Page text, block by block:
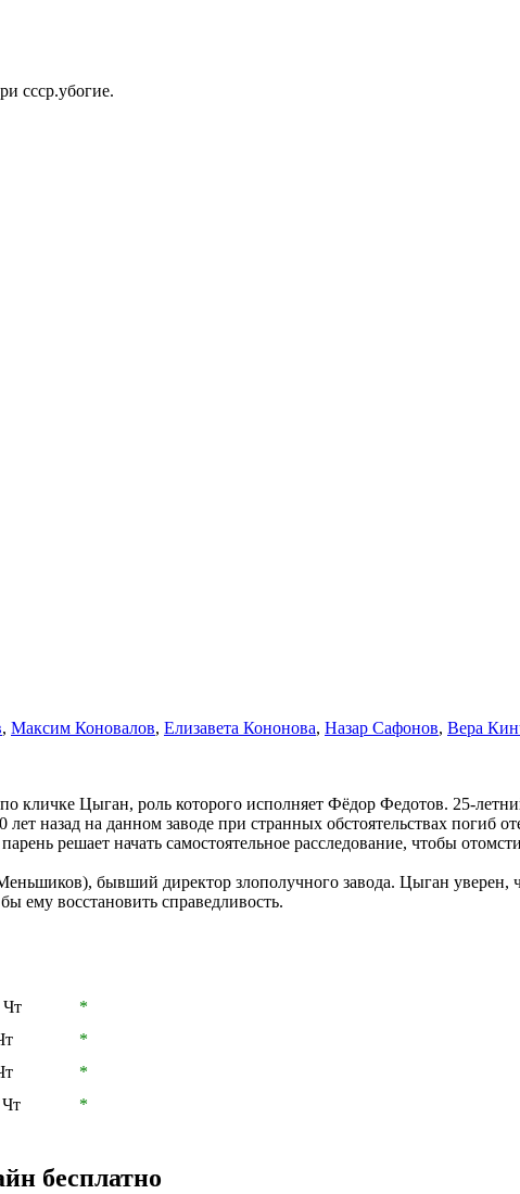
ссср.убогие.
, Максим Коновалов, Елизавета Кононова, Назар Сафонов, Вера
кличке Цыган, роль которого исполняет Фёдор Федотов. 25-
назад на данном заводе при странных обстоятельствах погиб
решает начать самостоятельное расследование, чтобы
бывший директор злополучного завода. Цыган уверен,
ему восстановить справедливость.
Чт
*
*
*
Чт
*
бесплатно